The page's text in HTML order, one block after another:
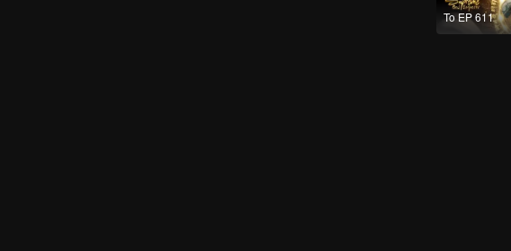
To EP 611